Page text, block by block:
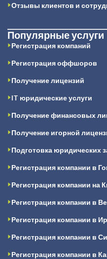
Отзывы клиентов и
Популярные услуги
Регистрация компаний
Регистрация оффшоров
Получение лицензий
IT юридические услуги
Получение финансовых
Получение игорной
Подготовка юридических
Регистрация компании в
Регистрация компании на
Регистрация компании в
Регистрация компании в
Регистрация компании в
Регистрация компании в